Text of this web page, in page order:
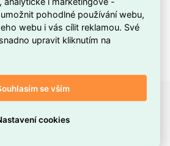
3000 K
ano
1
3000K 12W MOD272PL-
najdete v kategoriích Svítidla,
pohodlné používání webu,
webu i vás cílit reklamou. Své
upravit kliknutím na
se vším
cookies